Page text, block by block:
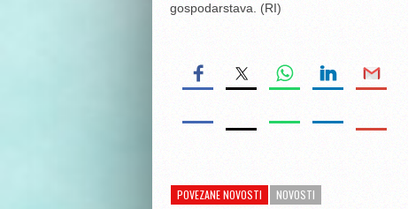
gospodarstava. (RI)
POVEZANE NOVOSTI NOVOSTI